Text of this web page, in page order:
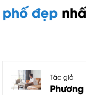
phố đẹp
Tác giả